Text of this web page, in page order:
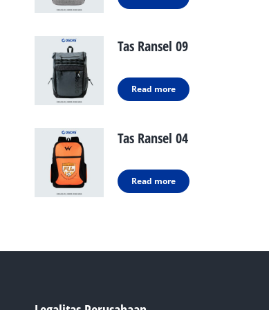
Tas Ransel 09
Read more
Tas Ransel 04
Read more